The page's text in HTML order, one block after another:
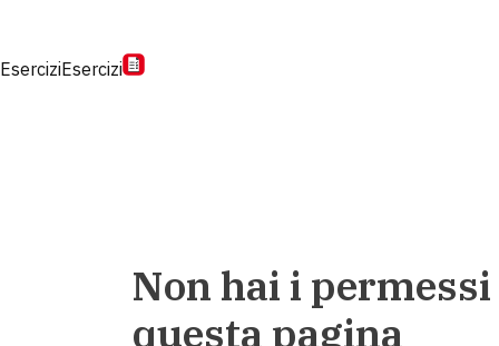
EserciziEsercizi
Non hai i
questa pagina